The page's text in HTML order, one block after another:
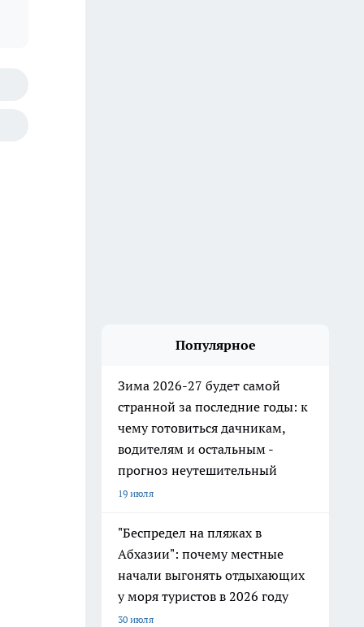
Популярное
Зима 2026-27 будет самой
странной за последние годы: к
чему готовиться дачникам,
водителям и остальным -
прогноз неутешительный
19 июля
"Беспредел на пляжах в
Абхазии": почему местные
начали выгонять отдыхающих
у моря туристов в 2026 году
30 июля